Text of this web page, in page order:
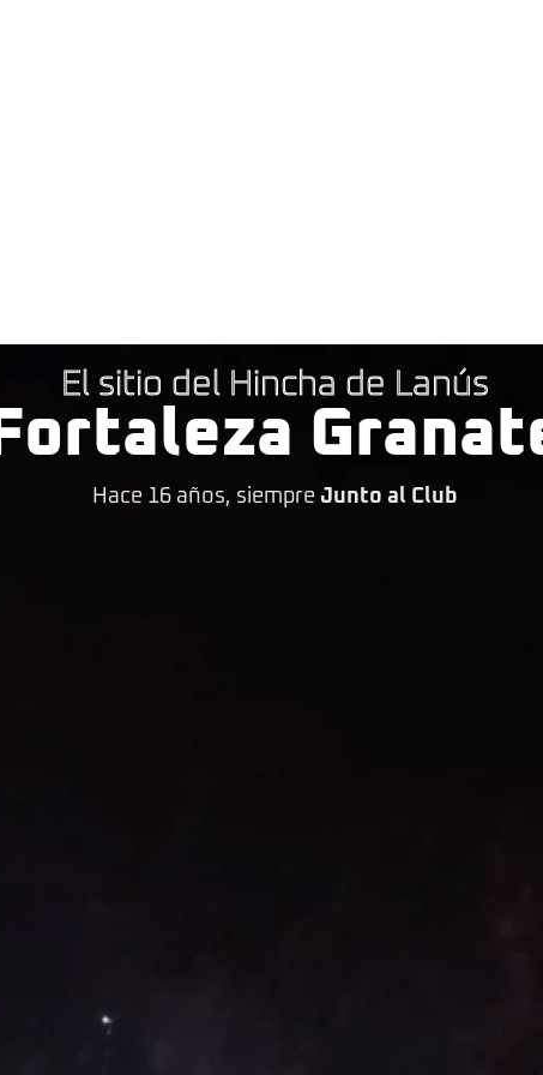
El sitio del Hincha de Lanús
Fortaleza
Hace 16 años, siempre Junto al Club